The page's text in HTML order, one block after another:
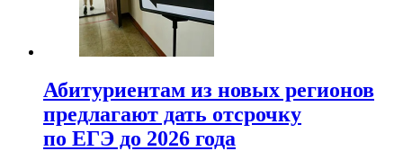
Абитуриентам из новых регионов
предлагают дать отсрочку
по ЕГЭ до 2026 года